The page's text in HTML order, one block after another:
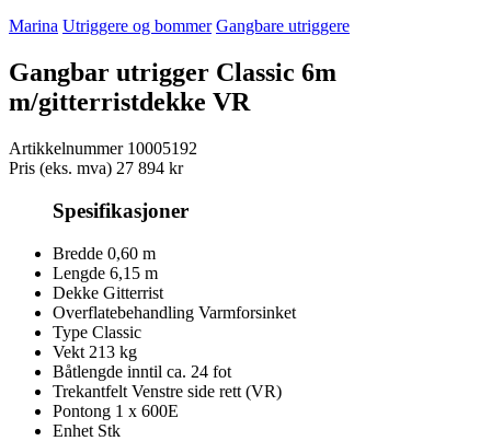
Marina Utriggere og bommer Gangbare utriggere
Gangbar utrigger Classic 6m
m/gitterristdekke VR
Artikkelnummer 10005192
Pris (eks. mva) 27 894 kr
Spesifikasjoner
Bredde 0,60 m
Lengde 6,15 m
Dekke Gitterrist
Overflatebehandling Varmforsinket
Type Classic
Vekt 213 kg
Båtlengde inntil ca. 24 fot
Trekantfelt Venstre side rett (VR)
Pontong 1 x 600E
Enhet Stk